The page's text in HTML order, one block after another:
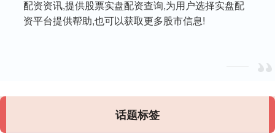
配资资讯,提供股票实盘配资查询,为用户选择实盘配
资平台提供帮助,也可以获取更多股市信息!
话题标签